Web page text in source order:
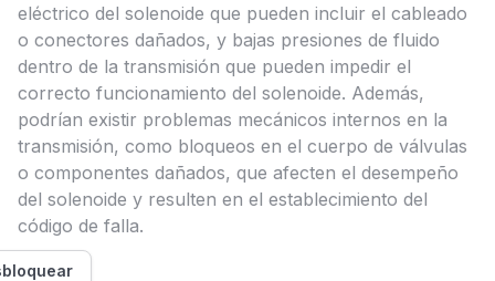
eléctrico del solenoide que pueden incluir el cableado
o conectores dañados, y bajas presiones de fluido
dentro de la transmisión que pueden impedir el
correcto funcionamiento del solenoide. Además,
podrían existir problemas mecánicos internos en la
transmisión, como bloqueos en el cuerpo de válvulas
o componentes dañados, que afecten el desempeño
del solenoide y resulten en el establecimiento del
código de falla.